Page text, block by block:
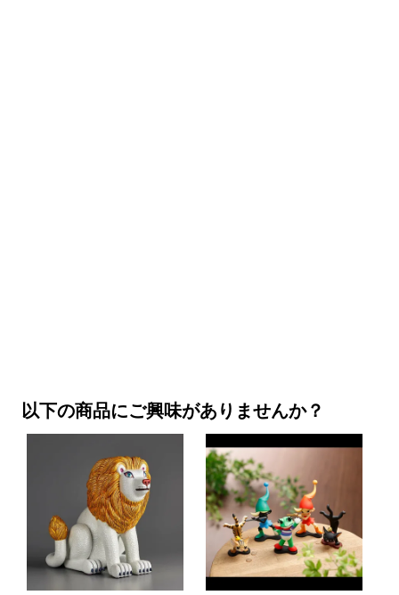
以下の商品にご興味がありませんか？